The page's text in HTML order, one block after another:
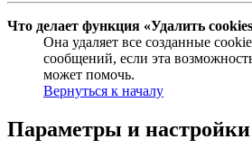
Что делает функция «Удалить
Она удаляет все созданные
сообщений, если эта
может помочь.
Вернуться к началу
Параметры и настройки